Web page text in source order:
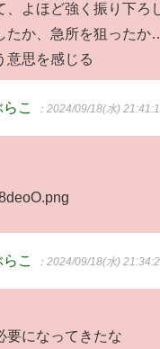
、よほど強く振り下ろ
たか、急所を狙ったか…
意思を感じる
こ ：2024/09/18(水)
こ ：2024/09/18(水)
要になってきたな